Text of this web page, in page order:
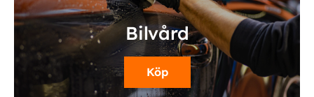
Bilvård
Köp